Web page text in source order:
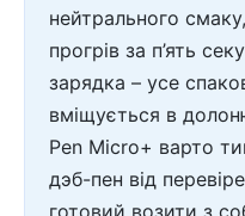
нейтрального
прогрів за п’ять
зарядка – усе
вміщується в
Pen Micro+ варто
дэб-пен від